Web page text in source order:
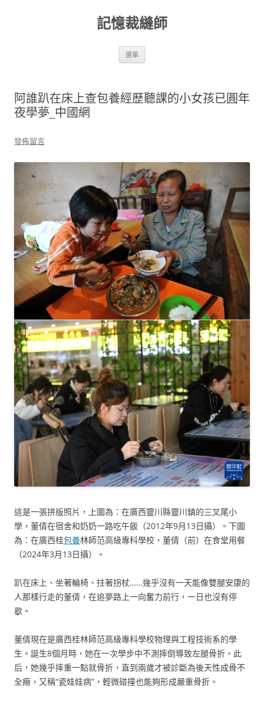
記憶裁縫師
選單
阿誰趴在床上查包養經歷聽課的小女孩已圓年
夜學夢_中國網
發佈留言
這是一張拼版照片，上圖為：在廣西靈川縣靈川鎮的三叉尾小
學，董倩在宿舍和奶奶一路吃午飯（2012年9月13日攝）。下圖
為：在廣西桂包養林師范高級專科學校，董倩（前）在食堂用餐
（2024年3月13日攝）。
趴在床上、坐著輪椅、拄著拐杖……幾乎沒有一天能像雙腿安康的
人那樣行走的董倩，在追夢路上一向奮力前行，一日也沒有停
歇。
董倩現在是廣西桂林師范高級專科學校物理與工程技術系的學
生。誕生8個月時，她在一次學步中不測摔倒導致左腿骨折。此
后，她幾乎摔重一點就骨折，直到兩歲才被診斷為後天性成骨不
全癥，又稱“瓷娃娃病”，輕微碰撞也能夠形成嚴重骨折。